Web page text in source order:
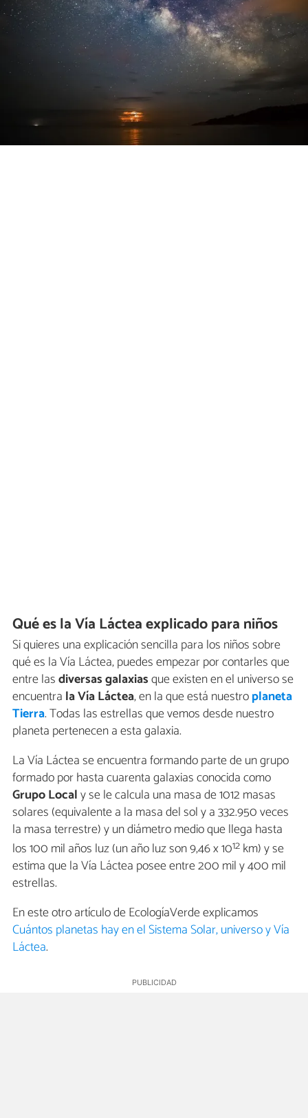
Qué es la Vía Láctea explicado para niños
Si quieres una explicación sencilla para los niños sobre
qué es la Vía Láctea, puedes empezar por contarles que
entre lasdiversas galaxiasque existen en el universo se
encuentra la Vía Láctea, en la que está nuestroplaneta
Tierra. Todas las estrellas que vemos desde nuestro
planeta pertenecen a esta galaxia.
La Vía Láctea se encuentra formando parte de un grupo
formado por hasta cuarenta galaxias conocida como
Grupo Localy se le calcula una masa de 1012 masas
solares (equivalente a la masa del sol y a 332.950 veces
la masa terrestre) y un diámetro medio que llega hasta
los 100 mil años luz (un año luz son 9,46 x 1012 km) y se
estima que la Vía Láctea posee entre 200 mil y 400 mil
estrellas.
En este otro artículo de EcologíaVerde explicamos
Cuántos planetas hay en el Sistema Solar, universo y Vía
Láctea.